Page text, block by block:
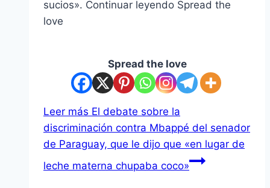
sucios». Continuar leyendo Spread the
love
Spread the love
Leer más El debate sobre la
discriminación contra Mbappé del senador
de Paraguay, que le dijo que «en lugar de
leche materna chupaba coco»